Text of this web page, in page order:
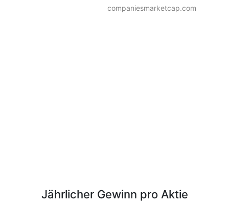
companiesmarketcap.com
Jährlicher Gewinn pro Aktie